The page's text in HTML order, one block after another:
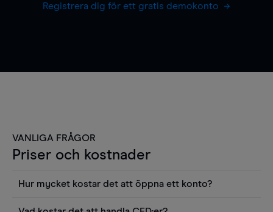
Registrera dig för ett gratis demokonto
VANLIGA FRÅGOR
Priser och kostnader
Hur mycket kostar det att öppna ett konto?